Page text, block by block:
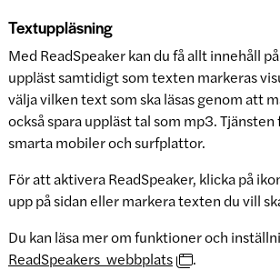
Textuppläsning
Med ReadSpeaker kan du få allt innehåll
uppläst samtidigt som texten markeras
välja vilken text som ska läsas genom att
också spara uppläst tal som mp3.
smarta mobiler och surfplattor.
För att aktivera ReadSpeaker, klicka på
upp på sidan eller markera texten du vill
Du kan läsa mer om funktioner och
ReadSpeakers webbplats
.